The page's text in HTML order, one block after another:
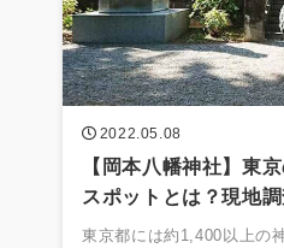
2022.05.08
【岡本八幡神社】東
スポットとは？現地
東京都には約1,400以上の